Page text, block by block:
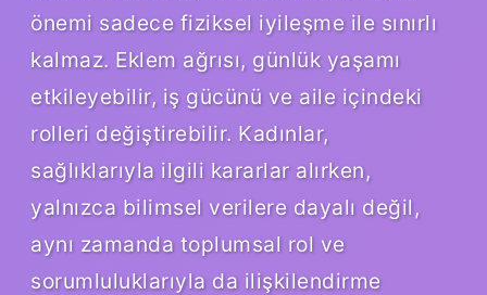
önemi sadece fiziksel iyileşme ile sınırlı
kalmaz. Eklem ağrısı, günlük yaşamı
etkileyebilir, iş gücünü ve aile içindeki
rolleri değiştirebilir. Kadınlar,
sağlıklarıyla ilgili kararlar alırken,
yalnızca bilimsel verilere dayalı değil,
aynı zamanda toplumsal rol ve
sorumluluklarıyla da ilişkilendirme